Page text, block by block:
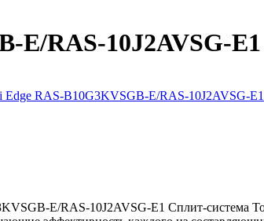
E/RAS-10J2AVSG-E1
E/RAS-10J2AVSG-E1 Сплит-система